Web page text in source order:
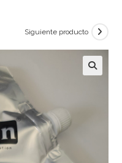
Siguiente producto